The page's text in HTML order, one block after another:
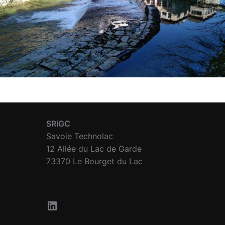
SRiGC
Savoie Technolac
12 Allée du Lac de Garde
73370 Le Bourget du Lac
LinkedIn